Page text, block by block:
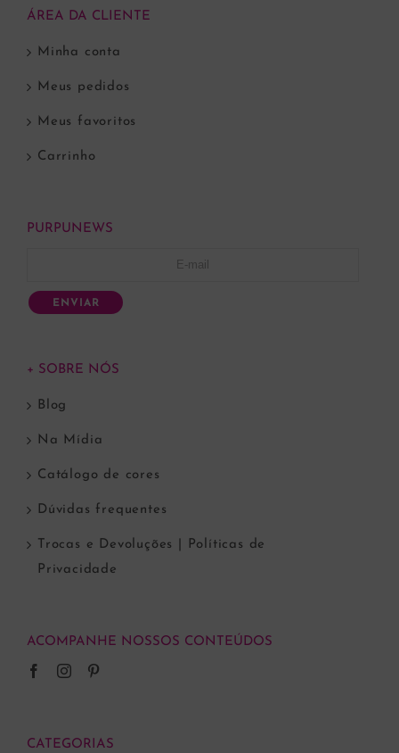
ÁREA DA CLIENTE
Minha conta
Meus pedidos
Meus favoritos
Carrinho
PURPUNEWS
ENVIAR
+ SOBRE NÓS
Blog
Na Mídia
Catálogo de cores
Dúvidas frequentes
Trocas e Devoluções | Políticas de
Privacidade
ACOMPANHE NOSSOS CONTEÚDOS
CATEGORIAS